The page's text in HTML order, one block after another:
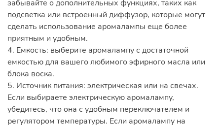
забывайте о дополнительных функциях, таких как
подсветка или встроенный диффузор, которые могут
сделать использование аромалампы еще более
приятным и удобным.
4. Емкость: выберите аромалампу с достаточной
емкостью для вашего любимого эфирного масла или
блока воска.
5. Источник питания: электрическая или на свечах.
Если выбираете электрическую аромалампу,
убедитесь, что она с удобным переключателем и
регулятором температуры. Если аромалампу на